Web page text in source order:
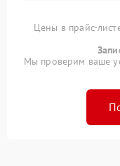
Цены в прайс-
Мы проверим ваше